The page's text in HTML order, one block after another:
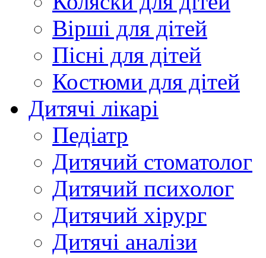
Вірші для дітей
Пісні для дітей
Костюми для дітей
Дитячі лікарі
Педіатр
Дитячий стоматолог
Дитячий психолог
Дитячий хірург
Дитячі аналізи